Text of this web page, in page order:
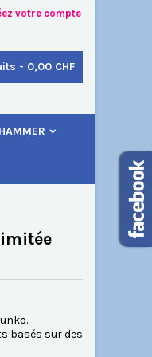
votre compte
- 0,00 CHF
basés sur des